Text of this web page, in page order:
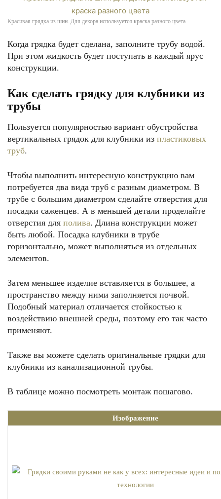
Красивая грядка из шин. Для декора используется краска разного цвета
Когда грядка будет сделана, заполните трубу водой.
При этом жидкость будет поступать в каждый ярус
конструкции.
Как сделать грядку для клубники из
трубы
Пользуется популярностью вариант обустройства
вертикальных грядок для клубники из пластиковых
труб.
Чтобы выполнить интересную конструкцию вам
потребуется два вида труб с разным диаметром. В
трубе с большим диаметром сделайте отверстия для
посадки саженцев. А в меньшей детали проделайте
отверстия для полива. Длина конструкции может
быть любой. Посадка клубники в трубе
горизонтально, может выполняться из отдельных
элементов.
Затем меньшее изделие вставляется в большее, а
пространство между ними заполняется почвой.
Подобный материал отличается стойкостью к
воздействию внешней среды, поэтому его так часто
применяют.
Также вы можете сделать оригинальные грядки для
клубники из канализационной трубы.
В таблице можно посмотреть монтаж пошагово.
Изображение